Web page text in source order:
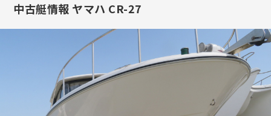
中古艇情報 ヤマハ CR-27